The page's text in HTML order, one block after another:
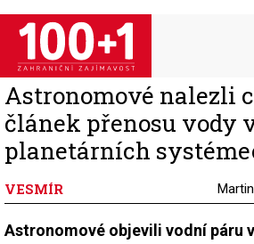
Přejít
hlavnímu
obsahu
Astronomové nalezli
článek přenosu vody
planetárních
VESMÍR
Astronomové objevili vodní páru